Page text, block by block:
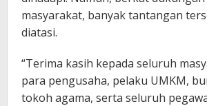
masyarakat, banyak tantangan
diatasi.
“Terima kasih kepada seluruh
para pengusaha, pelaku UMKM,
tokoh agama, serta seluruh